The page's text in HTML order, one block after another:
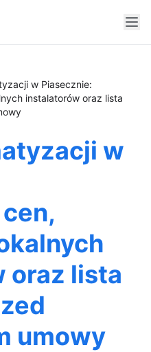
w Piasecznie:
instalatorów oraz lista
w
oraz lista
umowy